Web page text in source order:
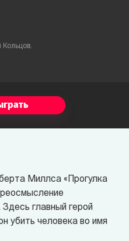
Кольцов.
Миллса «Прогулка
Здесь главный герой
убить человека во имя